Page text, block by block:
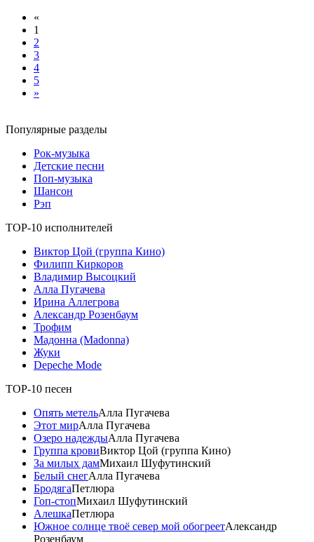
«
1
2
3
4
5
»
Популярные разделы
Рок-музыка
Детские песни
Поп-музыка
Шансон
Рэп
TOP-10 исполнителей
Виктор Цой (группа Кино)
Филипп Киркоров
Владимир Высоцкий
Алла Пугачева
Ирина Аллегрова
Александр Розенбаум
Трофим
Мадонна (Madonna)
Жуки
Depeche Mode
TOP-10 песен
Опять метельАлла Пугачева
Этот мирАлла Пугачева
Озеро надеждыАлла Пугачева
Группа кровиВиктор Цой (группа Кино)
За милых дамМихаил Шуфутинский
Белый снегАлла Пугачева
БродягаПетлюра
Гоп-стопМихаил Шуфутинский
АлешкаПетлюра
Южное солнце твоё север мой обогреетАлександр
Розенбаум